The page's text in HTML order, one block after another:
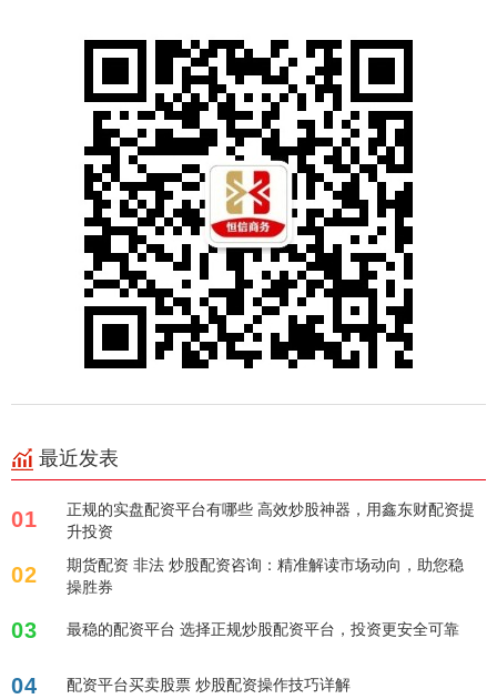
最近发表
01
正规的实盘配资平台有哪些 高效炒股神器，用鑫东财配资提
升投资
02
期货配资 非法 炒股配资咨询：精准解读市场动向，助您稳
操胜券
03 最稳的配资平台 选择正规炒股配资平台，投资更安全可靠
04 配资平台买卖股票 炒股配资操作技巧详解